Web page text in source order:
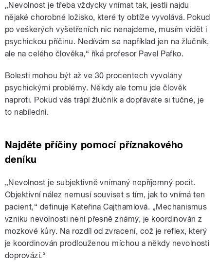
„Nevolnost je třeba vždycky vnímat tak, jestli najdu
nějaké chorobné ložisko, které ty obtíže vyvolává. Pokud
po veškerých vyšetřeních nic nenajdeme, musím vidět i
psychickou příčinu. Nedívám se například jen na žlučník,
ale na celého člověka,“ říká profesor Pavel Pafko.
Bolesti mohou být až ve 30 procentech vyvolány
psychickými problémy. Někdy ale tomu jde člověk
naproti. Pokud vás trápí žlučník a dopřáváte si tučné, je
to nabíledni.
Najděte příčiny pomocí příznakového
deníku
„Nevolnost je subjektivně vnímaný nepříjemný pocit.
Objektivní nález nemusí souviset s tím, jak to vnímá ten
pacient,“ definuje Kateřina Cajthamlová. „Mechanismus
vzniku nevolnosti není přesně známý, je koordinován z
mozkové kůry. Na rozdíl od zvracení, což je reflex, který
je koordinován prodlouženou míchou a někdy nevolnosti
doprovází.“